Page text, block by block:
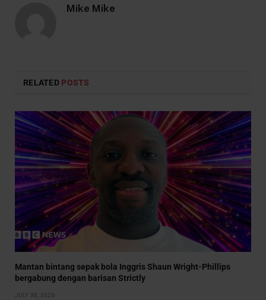
Mike Mike
RELATED POSTS
Mantan bintang sepak bola Inggris Shaun Wright-Phillips
bergabung dengan barisan Strictly
JULY 30, 2026